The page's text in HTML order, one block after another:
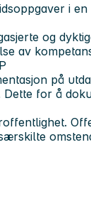
i
og
av
på
Dette for å